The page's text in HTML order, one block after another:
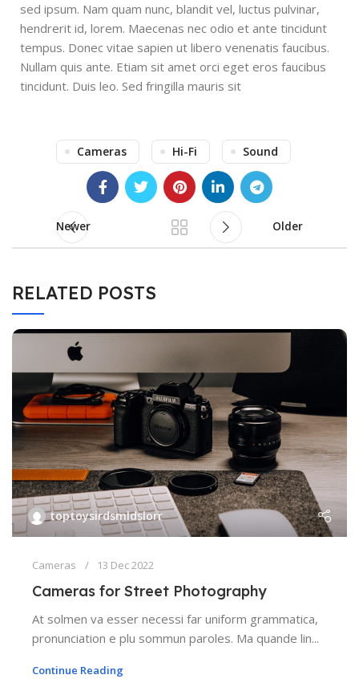
sed ipsum. Nam quam nunc, blandit vel, luctus pulvinar,
hendrerit id, lorem. Maecenas nec odio et ante tincidunt
tempus. Donec vitae sapien ut libero venenatis faucibus.
Nullam quis ante. Etiam sit amet orci eget eros faucibus
tincidunt. Duis leo. Sed fringilla mauris sit
Cameras Hi-Fi Sound
Newer Older
RELATED POSTS
toptoysirdsmldslorr
Cameras 13 Dec 2022
Cameras for Street Photography
At solmen va esser necessi far uniform grammatica,
pronunciation e plu sommun paroles. Ma quande lin...
Continue Reading